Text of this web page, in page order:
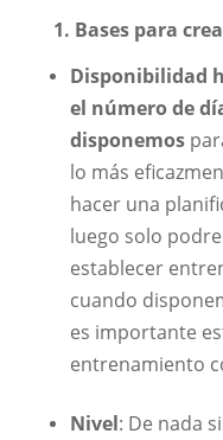
1. Bases para
Disponibilidad
el número de
disponemos
lo más
hacer una
luego solo
establecer
cuando
es importante
entrenamiento
Nivel: De nada